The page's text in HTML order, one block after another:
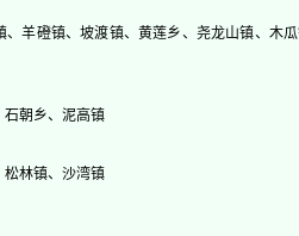
、羊磴镇、坡渡镇、黄莲乡、尧龙山镇、木
朝乡、泥高镇
林镇、沙湾镇